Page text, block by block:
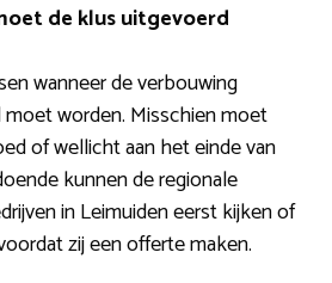
de klus uitgevoerd
wanneer de verbouwing
moet worden. Misschien moet
of wellicht aan het einde van
kunnen de regionale
in Leimuiden eerst kijken of
zij een offerte maken.